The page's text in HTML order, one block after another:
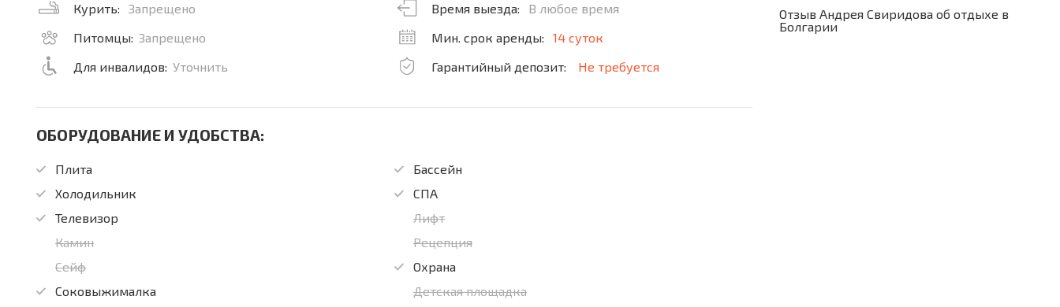
Отзыв Андрея Свиридова об отдыхе в
Болгарии
Курить:
Запрещено
Питомцы: Запрещено
Для инвалидов: Уточнить
Время выезда:
В любое время
Мин. срок аренды:
14 суток
Гарантийный депозит:
Не требуется
ОБОРУДОВАНИЕ И УДОБСТВА:
Плита
Холодильник
Телевизор
Камин
Сейф
Соковыжималка
Бассейн
СПА
Лифт
Рецепция
Охрана
Детская площадка